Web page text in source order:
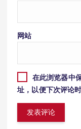
网站
在此浏览器中
址，以便下次评论时